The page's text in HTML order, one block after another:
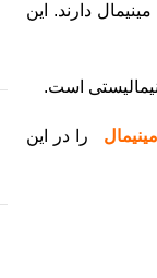
دارند. این
است.
را در این